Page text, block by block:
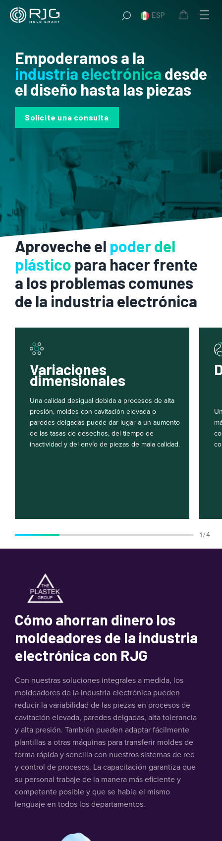
Saltar
ESP
Empoderamos a la
industria electrónica desde
el diseño hasta las piezas
Solicite una consulta
Aproveche el poder del
plástico para hacer frente
a los problemas comunes
de la industria electrónica
Variaciones
dimensionales
Una calidad desigual debida a procesos de alta
presión, moldes con cavitación elevada o
paredes delgadas puede dar lugar a un aumento
de las tasas de desechos, del tiempo de
inactividad y del envío de piezas de mala calidad.
1 / 4
Cómo ahorran dinero los
moldeadores de la industria
electrónica con RJG
Con nuestras soluciones integrales a medida, los
moldeadores de la industria electrónica pueden
reducir la variabilidad de las piezas en procesos de
cavitación elevada, paredes delgadas, alta tolerancia
y alta presión. También pueden adaptar fácilmente
plantillas a otras máquinas para transferir moldes de
forma rápida y sencilla con nuestros sistemas de red
y control de procesos. La capacitación garantiza que
su personal trabaje de la manera más eficiente y
competente posible y que se hable el mismo
lenguaje en todos los departamentos.